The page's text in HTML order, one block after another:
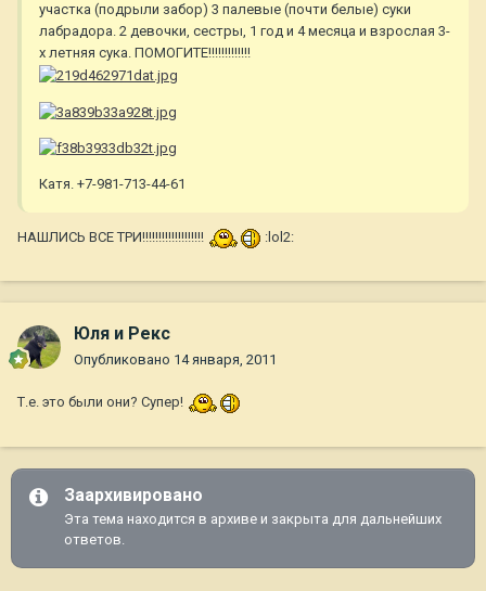
участка (подрыли забор) 3 палевые (почти белые) суки
лабрадора. 2 девочки, сестры, 1 год и 4 месяца и взрослая 3-
х летняя сука. ПОМОГИТЕ!!!!!!!!!!!!!
Катя. +7-981-713-44-61
НАШЛИСЬ ВСЕ ТРИ!!!!!!!!!!!!!!!!!!! :lol2:
Юля и Рекс
Опубликовано 14 января, 2011
Т.е. это были они? Супер!
Заархивировано
Эта тема находится в архиве и закрыта для дальнейших
ответов.